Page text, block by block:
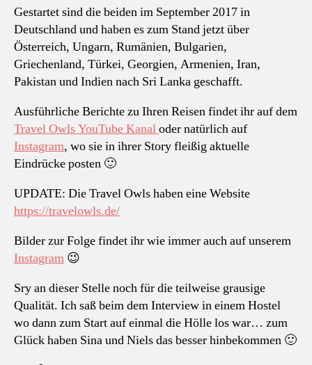
Gestartet sind die beiden im September 2017 in
Deutschland und haben es zum Stand jetzt über
Österreich, Ungarn, Rumänien, Bulgarien,
Griechenland, Türkei, Georgien, Armenien, Iran,
Pakistan und Indien nach Sri Lanka geschafft.
Ausführliche Berichte zu Ihren Reisen findet ihr auf dem
Travel Owls YouTube Kanaloder natürlich auf
Instagram, wo sie in ihrer Story fleißig aktuelle
Eindrücke posten 🙂
UPDATE: Die Travel Owls haben eine Website
https://travelowls.de/
Bilder zur Folge findet ihr wie immer auch auf unserem
Instagram 😉
Sry an dieser Stelle noch für die teilweise grausige
Qualität. Ich saß beim dem Interview in einem Hostel
wo dann zum Start auf einmal die Hölle los war… zum
Glück haben Sina und Niels das besser hinbekommen 🙂